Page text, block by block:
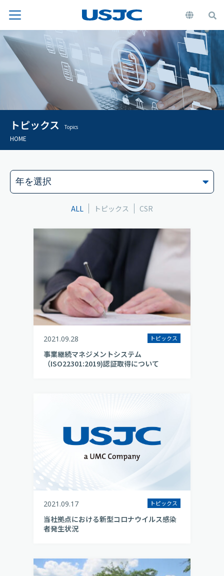
トピックス Topics
HOME
ALL トピックス CSR
2021.09.28 トピックス
事業継続マネジメントシステム
（ISO22301:2019)認証取得について
2021.09.17 トピックス
当社拠点における新型コロナウイルス感染
者発生状況